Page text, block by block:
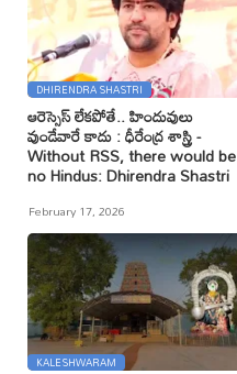
DHIRENDRA SHASTRI
ఆరెస్సెస్ లేకపోతే.. హిందువులు
వుండేవారే కాదు : ధీరేంద్ర శాస్త్రి -
Without RSS, there would be
no Hindus: Dhirendra Shastri
February 17, 2026
KALESHWARAM